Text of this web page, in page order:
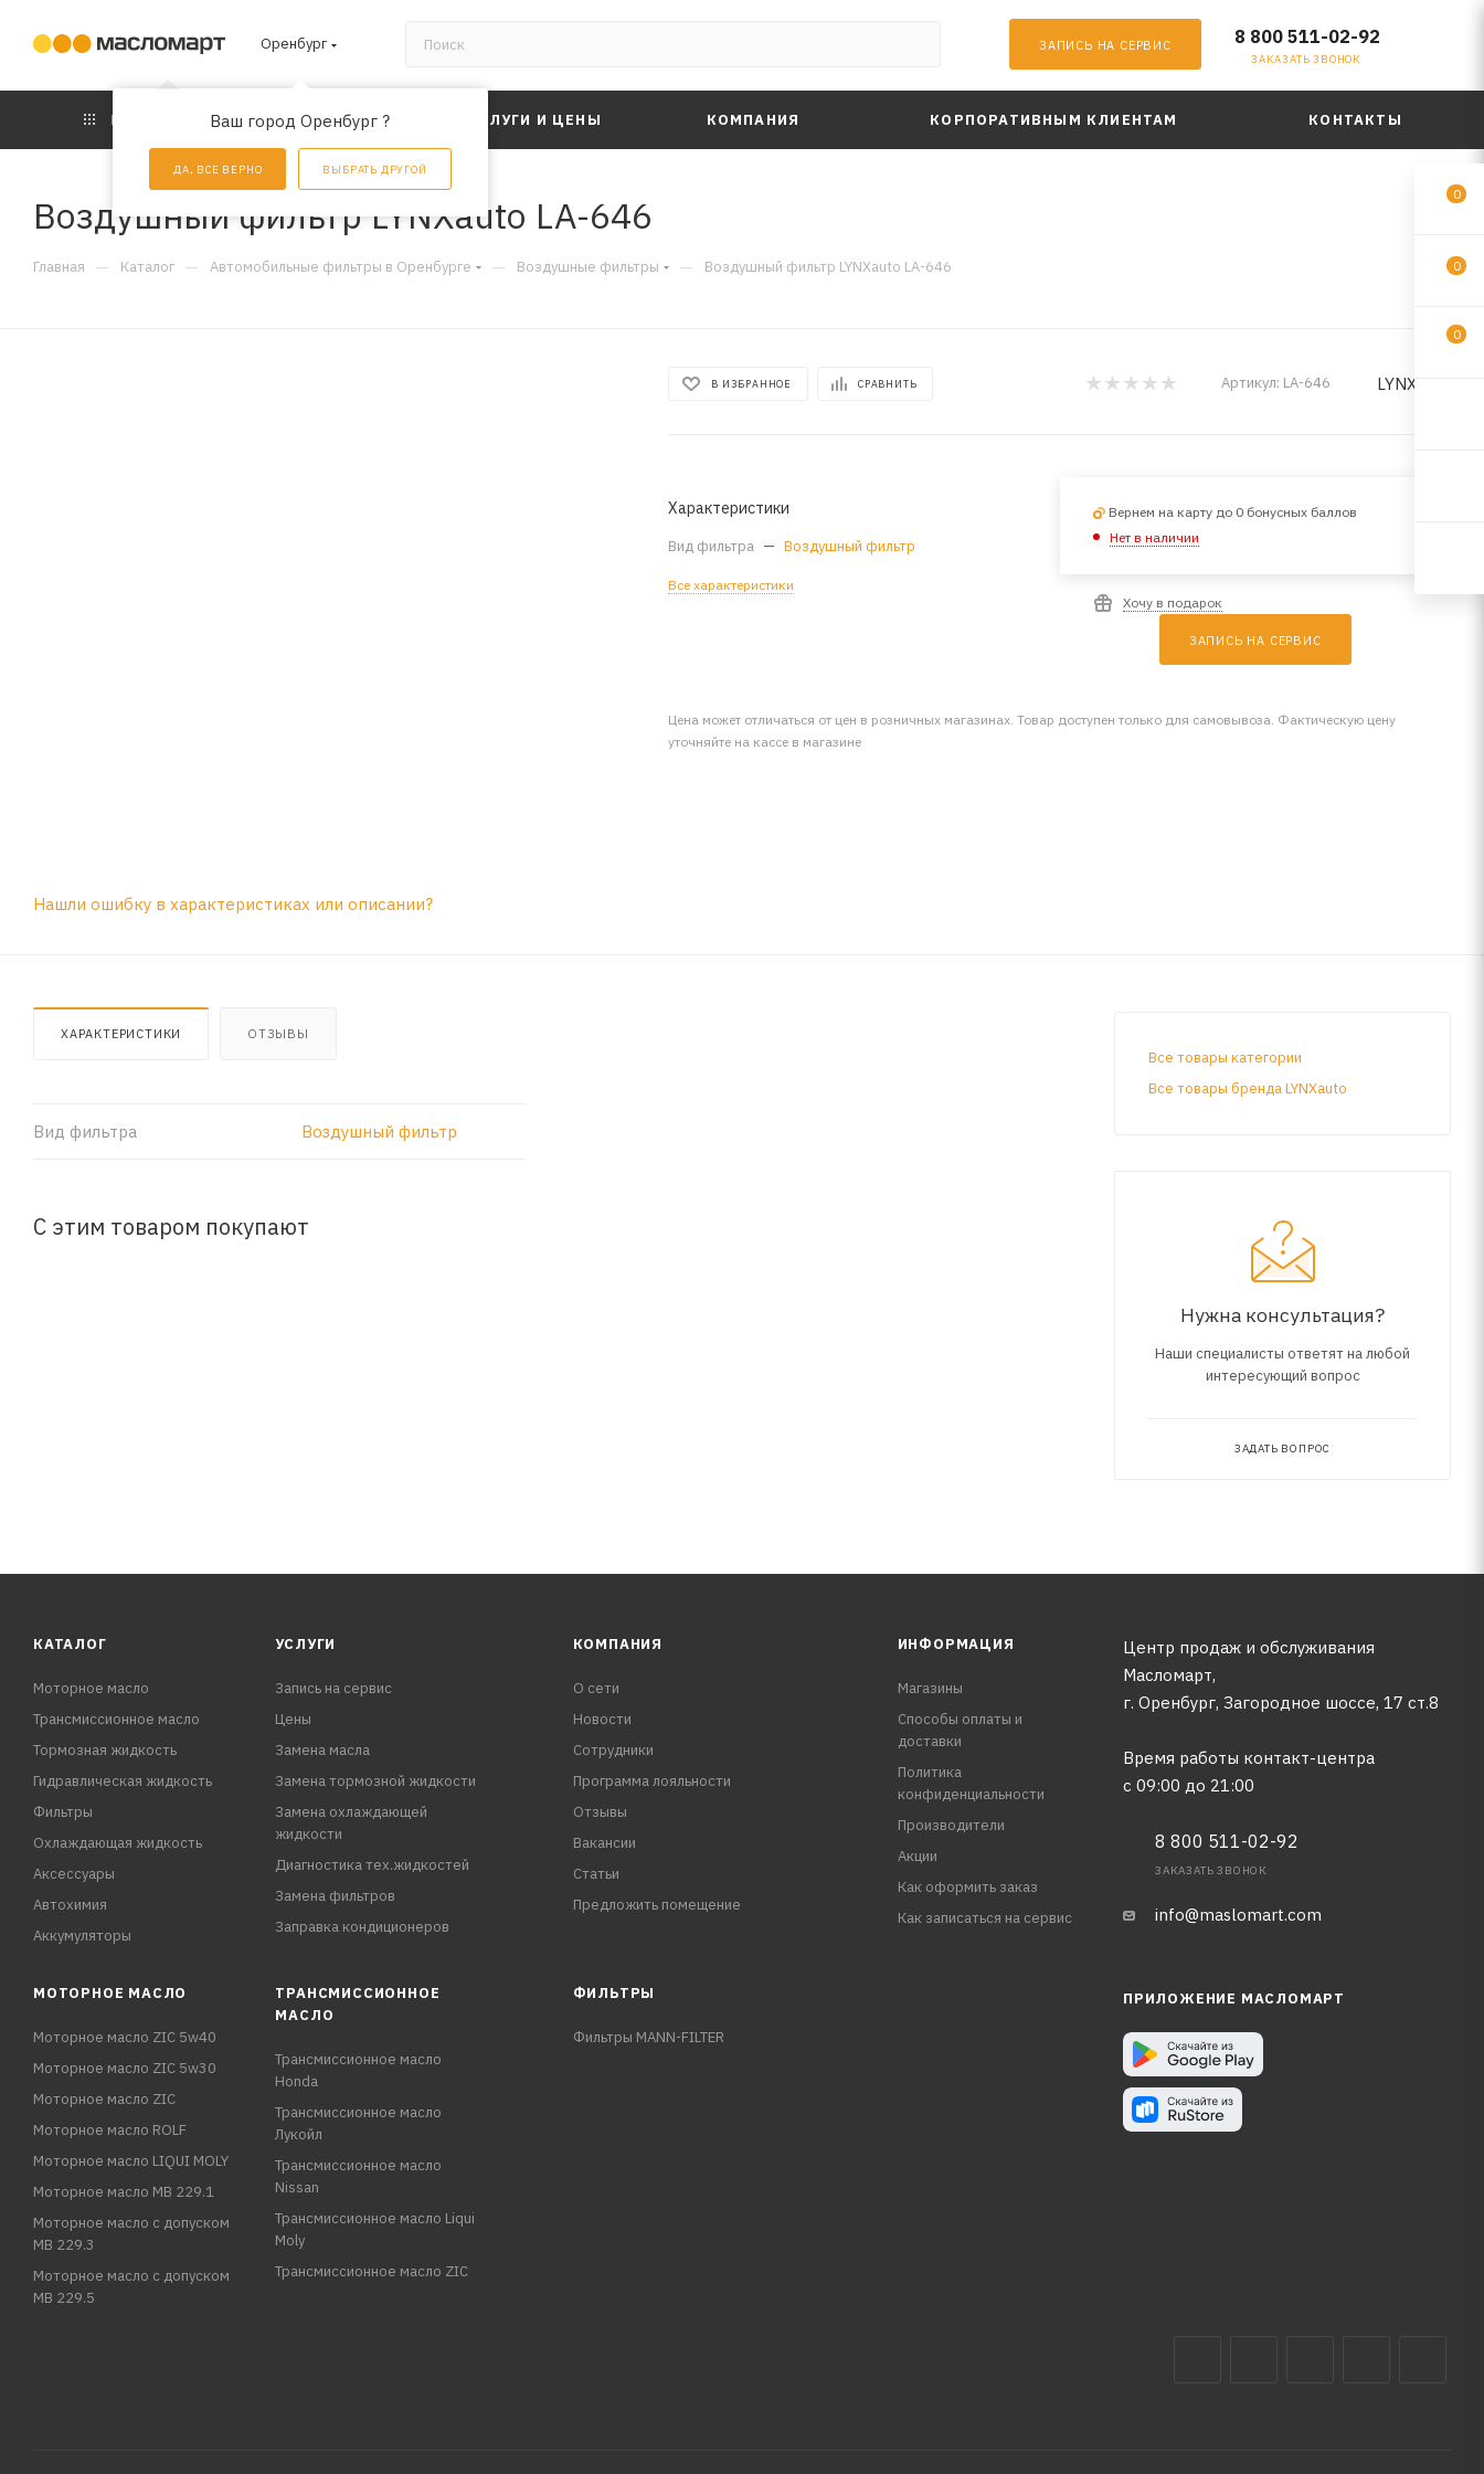
Оренбург
Ваш город Оренбург ?
ДА, ВСЕ ВЕРНО ВЫБРАТЬ ДРУГОЙ
ЗАПИСЬ НА СЕРВИС 8 800 511-02-92
ЗАКАЗАТЬ ЗВОНОК
КАТАЛОГ АКЦИИ УСЛУГИ И ЦЕНЫ КОМПАНИЯ КОРПОРАТИВНЫМ КЛИЕНТАМ КОНТАКТЫ
Воздушный фильтр LYNXauto LA-646
Главная — Каталог — Автомобильные фильтры в Оренбурге — Воздушные фильтры — Воздушный фильтр LYNXauto LA-646
В ИЗБРАННОЕ СРАВНИТЬ Артикул: LA-646 LYNXauto
Характеристики
Вид фильтра — Воздушный фильтр
Все характеристики
Вернем на карту до 0 бонусных баллов
Нет в наличии
Хочу в подарок
ЗАПИСЬ НА СЕРВИС
Цена может отличаться от цен в розничных магазинах. Товар доступен только для самовывоза. Фактическую цену
уточняйте на кассе в магазине
Нашли ошибку в характеристиках или описании?
ХАРАКТЕРИСТИКИ ОТЗЫВЫ
Вид фильтра Воздушный фильтр
С этим товаром покупают
Все товары категории
Все товары бренда LYNXauto
Нужна консультация?
Наши специалисты ответят на любой
интересующий вопрос
ЗАДАТЬ ВОПРОС
КАТАЛОГ
Моторное масло
Трансмиссионное масло
Тормозная жидкость
Гидравлическая жидкость
Фильтры
Охлаждающая жидкость
Аксессуары
Автохимия
Аккумуляторы
УСЛУГИ
Запись на сервис
Цены
Замена масла
Замена тормозной жидкости
Замена охлаждающей
жидкости
Диагностика тех.жидкостей
Замена фильтров
Заправка кондиционеров
КОМПАНИЯ
О сети
Новости
Сотрудники
Программа лояльности
Отзывы
Вакансии
Статьи
Предложить помещение
ИНФОРМАЦИЯ
Магазины
Способы оплаты и
доставки
Политика
конфиденциальности
Производители
Акции
Как оформить заказ
Как записаться на сервис
Центр продаж и обслуживания
Масломарт,
г. Оренбург, Загородное шоссе, 17 ст.8
Время работы контакт-центра
с 09:00 до 21:00
8 800 511-02-92
ЗАКАЗАТЬ ЗВОНОК
info@maslomart.com
МОТОРНОЕ МАСЛО
Моторное масло ZIC 5w40
Моторное масло ZIC 5w30
Моторное масло ZIC
Моторное масло ROLF
Моторное масло LIQUI MOLY
Моторное масло MB 229.1
Моторное масло с допуском
MB 229.3
Моторное масло с допуском
MB 229.5
ТРАНСМИССИОННОЕ
МАСЛО
Трансмиссионное масло
Honda
Трансмиссионное масло
Лукойл
Трансмиссионное масло
Nissan
Трансмиссионное масло Liqui
Moly
Трансмиссионное масло ZIC
ФИЛЬТРЫ
Фильтры MANN-FILTER
ПРИЛОЖЕНИЕ МАСЛОМАРТ
0
0
0